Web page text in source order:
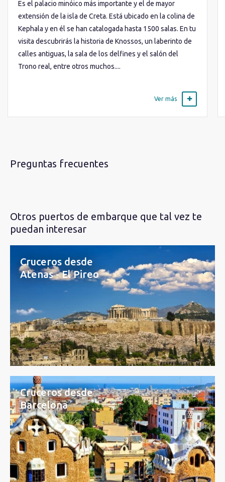
Es el palacio minóico más importante y el de mayor
extensión de la isla de Creta. Está ubicado en la colina de
Kephala y en él se han catalogada hasta 1500 salas. En tu
visita descubrirás la historia de Knossos, un laberinto de
calles antiguas, la sala de los delfines y el salón del
Trono real, entre otros muchos....
Ver más
Preguntas frecuentes
Otros puertos de embarque que tal vez te
puedan interesar
Cruceros desde
Atenas - El Pireo
Cruceros desde
Barcelona